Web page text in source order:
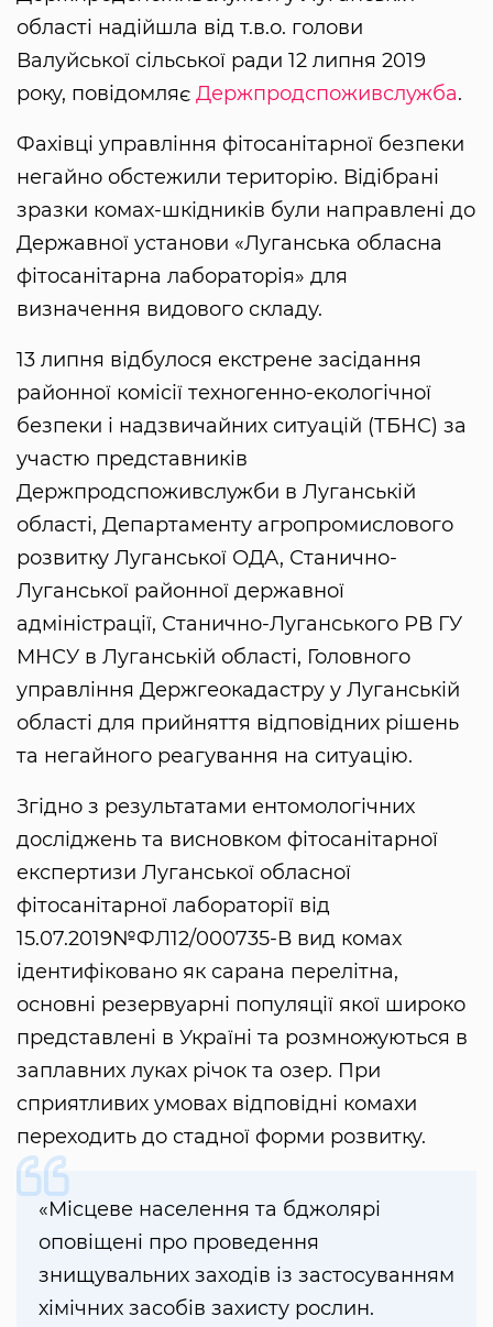
області надійшла від т.в.о. голови
Валуйської сільської ради 12 липня 2019
року, повідомляє Держпродспоживслужба.
Фахівці управління фітосанітарної безпеки
негайно обстежили територію. Відібрані
зразки комах-шкідників були направлені до
Державної установи «Луганська обласна
фітосанітарна лабораторія» для
визначення видового складу.
13 липня відбулося екстрене засідання
районної комісії техногенно-екологічної
безпеки і надзвичайних ситуацій (ТБНС) за
участю представників
Держпродспоживслужби в Луганській
області, Департаменту агропромислового
розвитку Луганської ОДА, Станично-
Луганської районної державної
адміністрації, Станично-Луганського РВ ГУ
МНСУ в Луганській області, Головного
управління Держгеокадастру у Луганській
області для прийняття відповідних рішень
та негайного реагування на ситуацію.
Згідно з результатами ентомологічних
досліджень та висновком фітосанітарної
експертизи Луганської обласної
фітосанітарної лабораторії від
15.07.2019№ФЛ12/000735-В вид комах
ідентифіковано як сарана перелітна,
основні резервуарні популяції якої широко
представлені в Україні та розмножуються в
заплавних луках річок та озер. При
сприятливих умовах відповідні комахи
переходить до стадної форми розвитку.
«Місцеве населення та бджолярі
оповіщені про проведення
знищувальних заходів із застосуванням
хімічних засобів захисту рослин.